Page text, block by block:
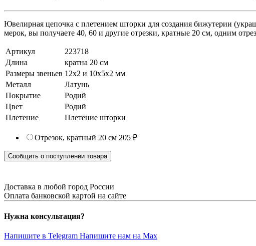
Ювелирная цепочка с плетением шторки для создания бижутерии
мерок, вы получаете 40, 60 и другие отрезки, кратные 20 см, одним
Артикул
223718
Длина
кратна 20 см
Размеры звеньев 12x2 и 10x5x2 мм
Металл
Латунь
Покрытие
Родий
Цвет
Родий
Плетение
Плетение шторки
Отрезок, кратный 20 см 205 ₽
Сообщить о поступлении товара
Доставка в любой город России
Оплата банковской картой на сайте
Нужна консультация?
Напишите в Telegram Напишите нам на Max